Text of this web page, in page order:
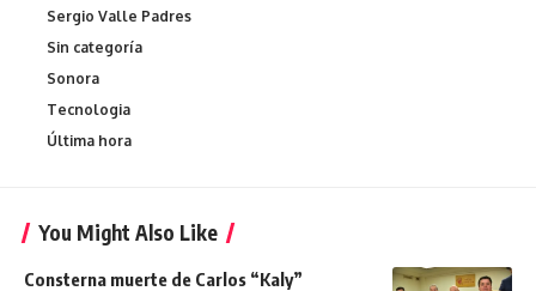
Sergio Valle Padres
Sin categoría
Sonora
Tecnologia
Última hora
You Might Also Like
Consterna muerte de Carlos “Kaly”